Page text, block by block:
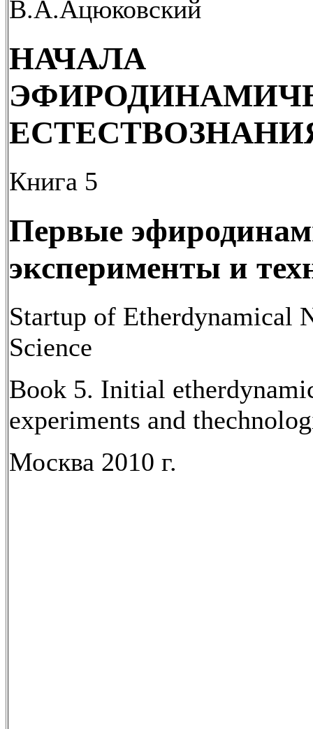
В.А.Ацюковский
НАЧАЛА
Книга 5
Первые
эксперименты и
Startup of Etherdynamical
Science
Book 5. Initial
experiments and
Москва 2010 г.